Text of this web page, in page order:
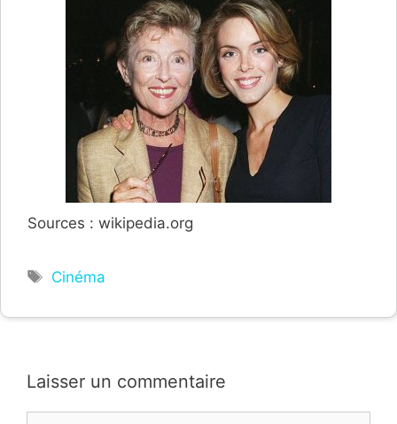
Sources : wikipedia.org
Étiquettes
Cinéma
Laisser un commentaire